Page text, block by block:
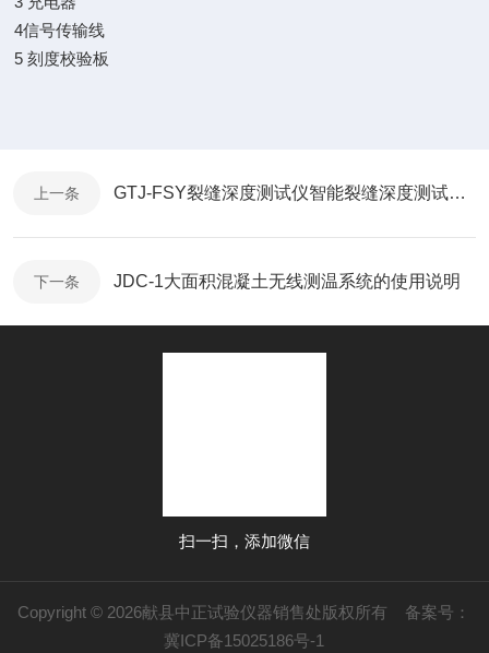
4信号传输线
5刻度校验板
上一条 GTJ-FSY裂缝深度测试仪智能裂缝深度测试仪的使用说明
下一条 JDC-1大面积混凝土无线测温系统的使用说明
扫一扫，添加微信
Copyright © 2026献县中正试验仪器销售处版权所有 备案号：
冀ICP备15025186号-1